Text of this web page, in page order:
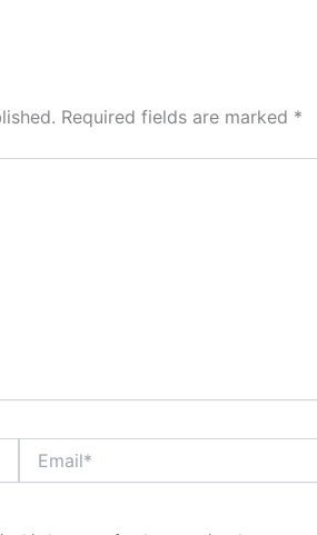
Required fields are marked *